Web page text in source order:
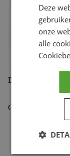
Gewicht
Productmerk
Beoordelingen (0)
Gekoppelde
Deze
onze
alle